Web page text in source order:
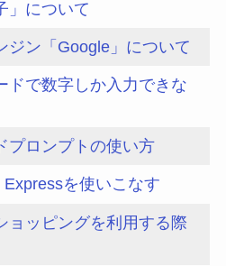
」について
ジン「Google」について
ドで数字しか入力できな
プロンプトの使い方
Expressを使いこなす
ョッピングを利用する際